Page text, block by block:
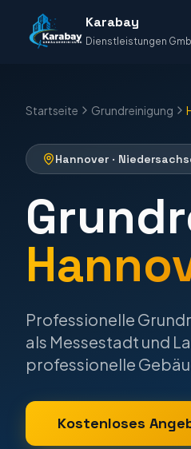
Karabay
Dienstleistungen
Startseite Grundreinigung
Hannover ·
Professionelle
als Messestadt und
professionelle
Kostenloses